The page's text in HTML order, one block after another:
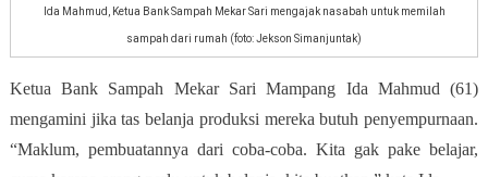
Ida Mahmud, Ketua Bank Sampah Mekar Sari mengajak nasabah untuk memilah
sampah dari rumah (foto: Jekson Simanjuntak)
Ketua Bank Sampah Mekar Sari Mampang Ida Mahmud (61)
mengamini jika tas belanja produksi mereka butuh penyempurnaan.
“Maklum, pembuatannya dari coba-coba. Kita gak pake belajar,